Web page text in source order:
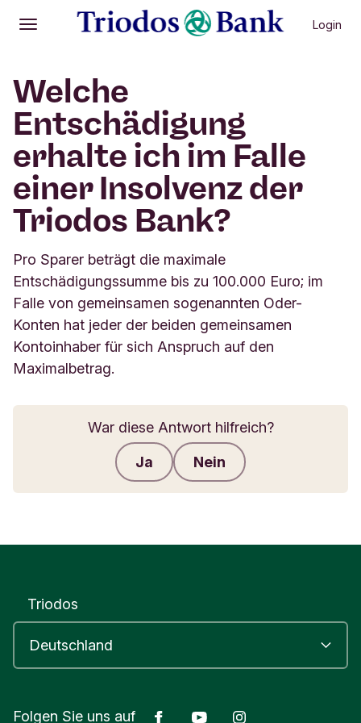
Öffnen
Hauptmenü Login
Welche
Entschädigung
erhalte ich im Falle
einer Insolvenz der
Triodos Bank?
Pro Sparer beträgt die maximale
Entschädigungssumme bis zu 100.000 Euro; im
Falle von gemeinsamen sogenannten Oder-
Konten hat jeder der beiden gemeinsamen
Kontoinhaber für sich Anspruch auf den
Maximalbetrag.
War diese Antwort hilfreich?
Ja Nein
Triodos
Folgen Sie uns auf FacebookYoutube